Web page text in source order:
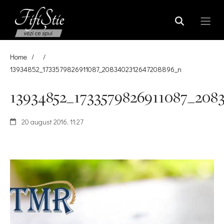
Home /
/
13934852_1733579826911087_2083402312647208896_n
20 august 2016, 11:27